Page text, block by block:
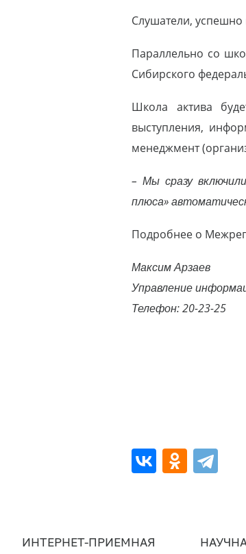
Слушатели, успешно
Параллельно со
Сибирского
Школа актива
выступления,
менеджмент
– Мы сразу
плюса»
Подробнее о
Максим Арзаев
Управление
Телефон: 20-23-25
ИНТЕРНЕТ-ПРИЕМНАЯ